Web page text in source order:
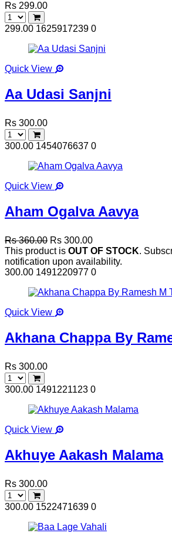
Rs 299.00
299.00 1625917239 0
Quick View
Aa Udasi Sanjni
Rs 300.00
300.00 1454076637 0
Quick View
Aham Ogalva Aavya
Rs 360.00 Rs 300.00
This product is OUT OF STOCK.
notification upon availability.
300.00 1491220977 0
Quick View
Akhana Chappa By
Rs 300.00
300.00 1491221123 0
Quick View
Akhuye Aakash Malama
Rs 300.00
300.00 1522471639 0